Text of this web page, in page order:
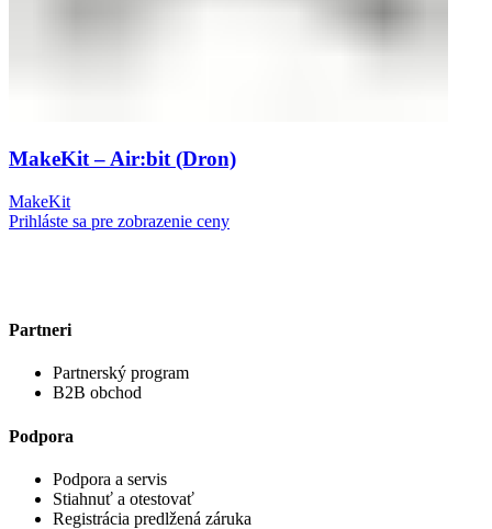
MakeKit – Air:bit (Dron)
MakeKit
Prihláste sa pre zobrazenie ceny
Partneri
Partnerský program
B2B obchod
Podpora
Podpora a servis
Stiahnuť a otestovať
Registrácia predlžená záruka